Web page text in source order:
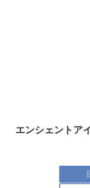
エンシェントア